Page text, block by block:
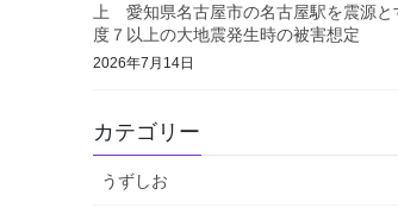
上 愛知県名古屋市の名古屋駅を震源と
度７以上の大地震発生時の被害想定
2026年7月14日
カテゴリー
うずしお